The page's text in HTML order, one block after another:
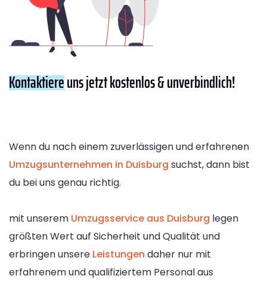
Kontaktiereuns jetzt kostenlos & unverbindlich!
Wenn du nach einem zuverlässigen und erfahrenen
Umzugsunternehmen in Duisburg suchst, dann bist
du bei uns genau richtig.
mit unserem Umzugsservice aus Duisburg legen
größten Wert auf Sicherheit und Qualität und
erbringen unsere Leistungen daher nur mit
erfahrenem und qualifiziertem Personal aus